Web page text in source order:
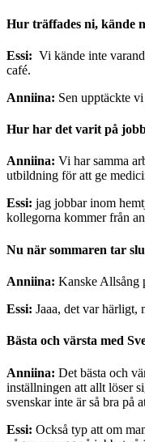
Hur träffades ni, kände
Essi: Vi kände inte
café.
Anniina: Sen upptäckte
Hur har det varit på
Anniina: Vi har samma
utbildning för att ge
Essi: jag jobbar inom
kollegorna kommer från
Nu när sommaren tar
Anniina: Kanske Allsång
Essi: Jaaa, det var härligt,
Bästa och värsta med
Anniina: Det bästa och
inställningen att allt löser
svenskar inte är så bra på
Essi: Också typ att om